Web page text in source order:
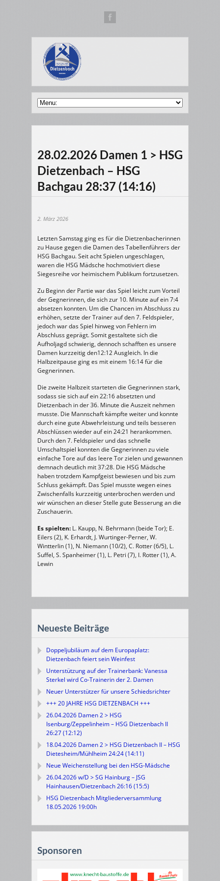
28.02.2026 Damen 1 > HSG
Dietzenbach – HSG
Bachgau 28:37 (14:16)
2. März 2026
Letzten Samstag ging es für die Dietzenbacherinnen
zu Hause gegen die Damen des Tabellenführers der
HSG Bachgau. Seit acht Spielen ungeschlagen,
waren die HSG Mädsche hochmotiviert diese
Siegesreihe vor heimischem Publikum fortzusetzen.
Zu Beginn der Partie war das Spiel leicht zum Vorteil
der Gegnerinnen, die sich zur 10. Minute auf ein 7:4
absetzen konnten. Um die Chancen im Abschluss zu
erhöhen, setzte der Trainer auf den 7. Feldspieler,
jedoch war das Spiel hinweg von Fehlern im
Abschluss geprägt. Somit gestaltete sich die
Aufholjagd schwierig, dennoch schafften es unsere
Damen kurzzeitig den12:12 Ausgleich. In die
Halbzeitpause ging es mit einem 16:14 für die
Gegnerinnen.
Die zweite Halbzeit starteten die Gegnerinnen stark,
sodass sie sich auf ein 22:16 absetzten und
Dietzenbach in der 36. Minute die Auszeit nehmen
musste. Die Mannschaft kämpfte weiter und konnte
durch eine gute Abwehrleistung und teils besseren
Abschlüssen wieder auf ein 24:21 herankommen.
Durch den 7. Feldspieler und das schnelle
Umschaltspiel konnten die Gegnerinnen zu viele
einfache Tore auf das leere Tor zielen und gewannen
demnach deutlich mit 37:28. Die HSG Mädsche
haben trotzdem Kampfgeist bewiesen und bis zum
Schluss gekämpft. Das Spiel musste wegen eines
Zwischenfalls kurzzeitig unterbrochen werden und
wir wünschen an dieser Stelle gute Besserung an die
Zuschauerin.
Es spielten: L. Kaupp, N. Behrmann (beide Tor); E.
Eilers (2), K. Erhardt, J. Wurtinger-Perner, W.
Wintterlin (1), N. Niemann (10/2), C. Rotter (6/5), L.
Suffel, S. Spanheimer (1), L. Petri (7), I. Rotter (1), A.
Lewin
Neueste Beiträge
Doppeljubiläum auf dem Europaplatz:
Dietzenbach feiert sein Weinfest
Unterstützung auf der Trainerbank: Vanessa
Sterkel wird Co-Trainerin der 2. Damen
Neuer Unterstützer für unsere Schiedsrichter
+++ 20 JAHRE HSG DIETZENBACH +++
26.04.2026 Damen 2 > HSG
Isenburg/Zeppelinheim – HSG Dietzenbach II
26:27 (12:12)
18.04.2026 Damen 2 > HSG Dietzenbach II – HSG
Dietesheim/Mühlheim 24:24 (14:11)
Neue Weichenstellung bei den HSG-Mädsche
26.04.2026 w/D > SG Hainburg – JSG
Hainhausen/Dietzenbach 26:16 (15:5)
HSG Dietzenbach Mitgliederversammlung
18.05.2026 19:00h
Sponsoren